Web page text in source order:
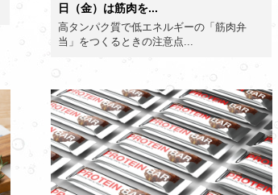
日（金）は筋肉を...
高タンパク質で低エネルギーの「筋肉弁
当」をつくるときの注意点...